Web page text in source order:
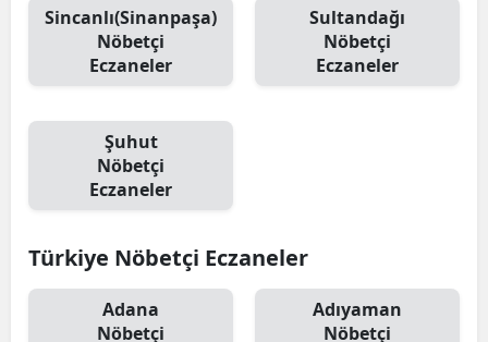
Sincanlı(Sinanpaşa)
Nöbetçi
Eczaneler
Sultandağı
Nöbetçi
Eczaneler
Şuhut
Nöbetçi
Eczaneler
Türkiye Nöbetçi Eczaneler
Adana
Nöbetçi
Adıyaman
Nöbetçi